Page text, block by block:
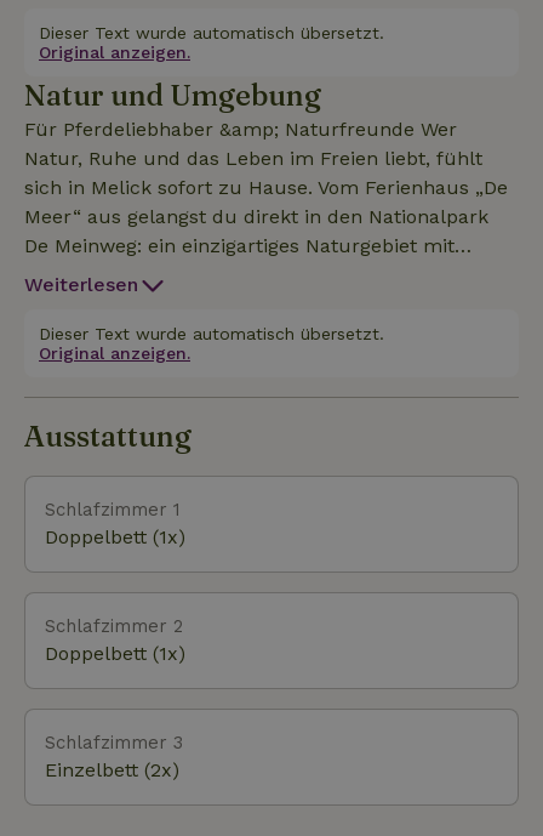
Verschiedene Reitwege in der Nähe
Dieser Text wurde automatisch übersetzt.
Original anzeigen.
Natur und Umgebung
Für Pferdeliebhaber &amp; Naturfreunde Wer
Natur, Ruhe und das Leben im Freien liebt, fühlt
sich in Melick sofort zu Hause. Vom Ferienhaus „De
Meer“ aus gelangst du direkt in den Nationalpark
De Meinweg: ein einzigartiges Naturgebiet mit
ausgedehnten Wäldern, Heideflächen, Bachtälern
ein Ort, an dem du wirklich mal durchatmen
kannst. Zusammen mit deinem Pferd, deiner
Familie oder deinen Freunden Warum hier
übernachten? Weil du hier wirklich mal richtig
abschalten kannst. Weil du von deinem Ferienhaus
aus direkt in die Natur laufen oder reiten kannst. De
Meinweg ist ein Ort, der dich jeden Tag aufs Neue
Weiterlesen
Dieser Text wurde automatisch übersetzt.
Original anzeigen.
Ausstattung
Schlafzimmer 1
Doppelbett (1x)
Schlafzimmer 2
Doppelbett (1x)
Schlafzimmer 3
Einzelbett (2x)